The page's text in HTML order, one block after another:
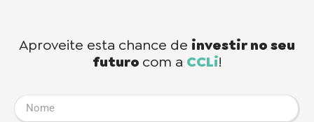
Aproveite esta chance de investir no seu
futuro com a CCLi!